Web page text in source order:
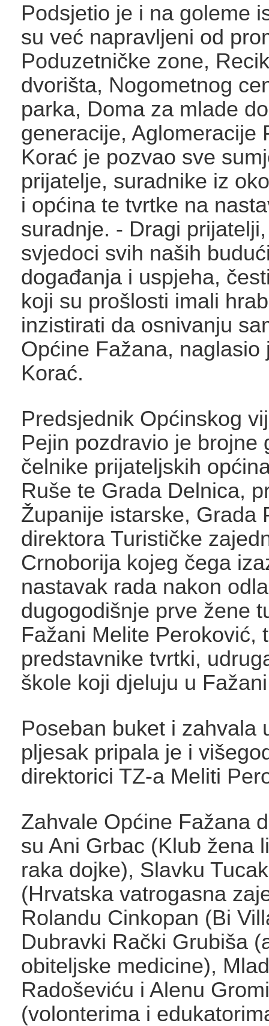
Podsjetio je i na goleme
su već napravljeni od
Poduzetničke zone,
dvorišta, Nogometnog
parka, Doma za mlade
generacije, Aglomeracije
Korać je pozvao sve
prijatelje, suradnike iz
i općina te tvrtke na
suradnje. - Dragi
svjedoci svih naših
događanja i uspjeha,
koji su prošlosti imali
inzistirati da osnivanju
Općine Fažana, naglasio
Korać.
Predsjednik Općinskog
Pejin pozdravio je brojne
čelnike prijateljskih
Ruše te Grada Delnica,
Županije istarske, Grada
direktora Turističke
Crnoborija kojeg čega
nastavak rada nakon
dugogodišnje prve žene
Fažani Melite Peroković,
predstavnike tvrtki,
škole koji djeluju u
Poseban buket i zahvala
pljesak pripala je i
direktorici TZ-a Meliti
Zahvale Općine Fažana
su Ani Grbac (Klub žena
raka dojke), Slavku
(Hrvatska vatrogasna
Rolandu Cinkopan (Bi
Dubravki Rački Grubiša
obiteljske medicine),
Radoševiću i Alenu
(volonterima i